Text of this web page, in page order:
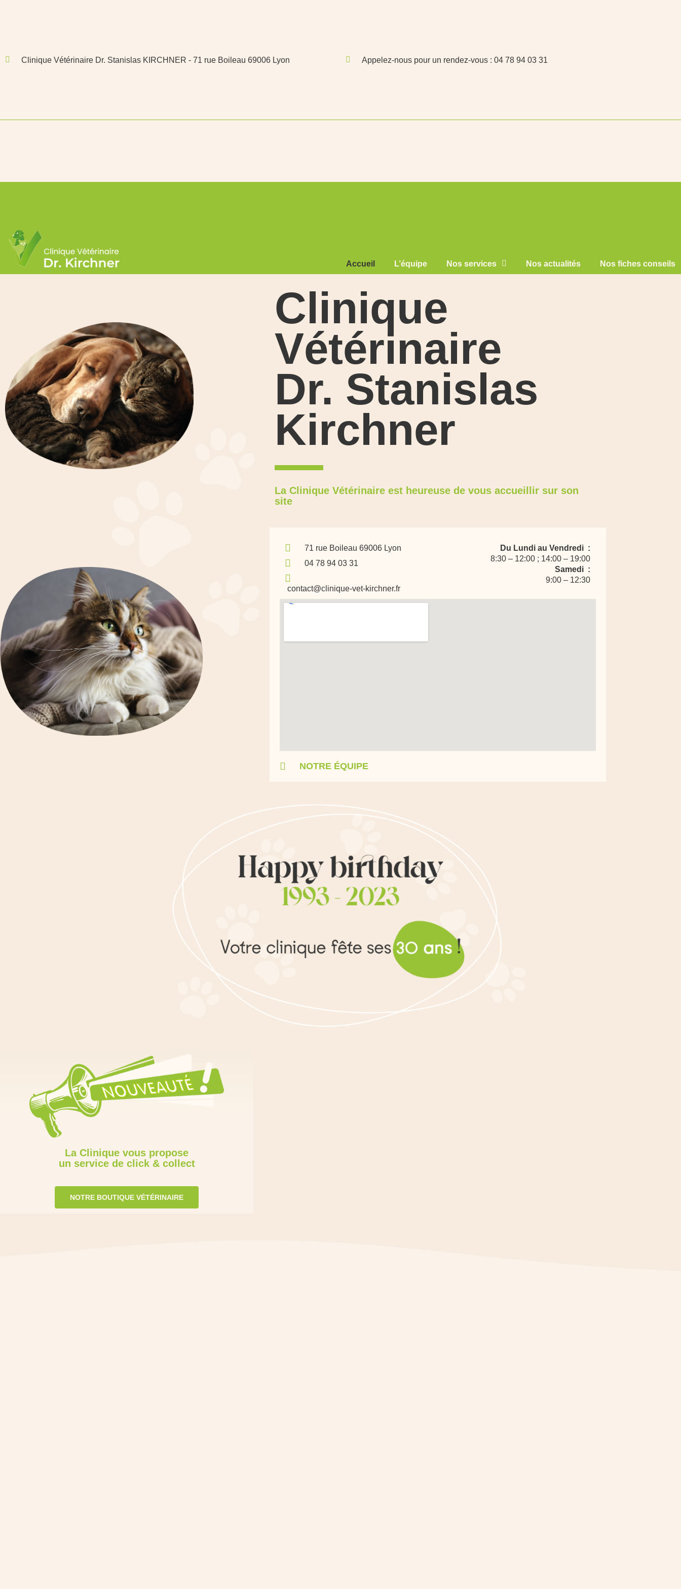
Clinique Vétérinaire Dr. Stanislas KIRCHNER - 71 rue Boileau 69006 Lyon Appelez-nous pour un rendez-vous : 04 78 94 03 31
Accueil L’équipe Nos services Nos actualités Nos fiches conseils
Clinique
Vétérinaire
Dr. Stanislas
Kirchner
La Clinique Vétérinaire est heureuse de vous accueillir sur son
site
71 rue Boileau 69006 Lyon
04 78 94 03 31
contact@clinique-vet-kirchner.fr
Du Lundi au Vendredi :
8:30 – 12:00 ; 14:00 – 19:00
Samedi :
9:00 – 12:30
NOTRE ÉQUIPE
La Clinique vous propose
un service de click & collect
NOTRE BOUTIQUE VÉTÉRINAIRE